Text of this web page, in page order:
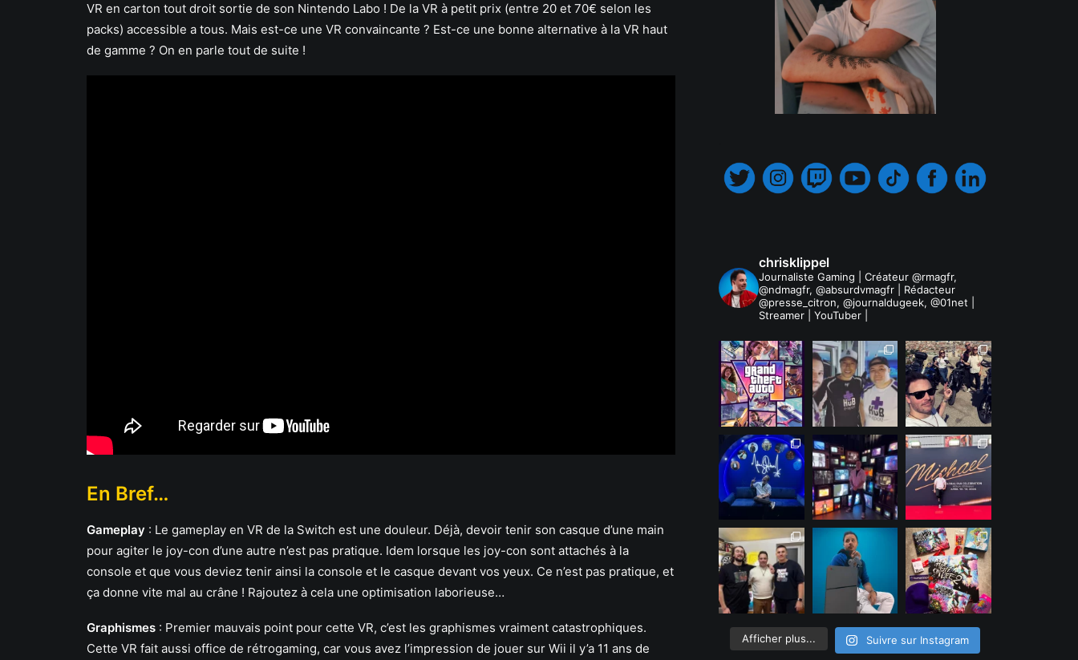
VR en carton tout droit sortie de son Nintendo Labo ! De la VR à petit prix (entre 20 et 70€ selon les
packs) accessible a tous. Mais est-ce une VR convaincante ? Est-ce une bonne alternative à la VR haut
de gamme ? On en parle tout de suite !
En Bref…
Gameplay : Le gameplay en VR de la Switch est une douleur. Déjà, devoir tenir son casque d’une main
pour agiter le joy-con d’une autre n’est pas pratique. Idem lorsque les joy-con sont attachés à la
console et que vous deviez tenir ainsi la console et le casque devant vos yeux. Ce n’est pas pratique, et
ça donne vite mal au crâne ! Rajoutez à cela une optimisation laborieuse…
Graphismes : Premier mauvais point pour cette VR, c’est les graphismes vraiment catastrophiques.
Cette VR fait aussi office de rétrogaming, car vous avez l’impression de jouer sur Wii il y’a 11 ans de
chrisklippel
Journaliste Gaming | Créateur @rmagfr,
@ndmagfr, @absurdvmagfr | Rédacteur
@presse_citron, @journaldugeek, @01net |
Streamer | YouTuber |
Afficher plus... Suivre sur Instagram